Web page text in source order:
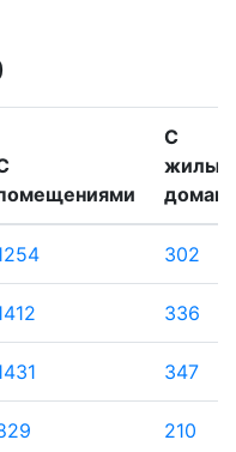
С
302
336
347
210